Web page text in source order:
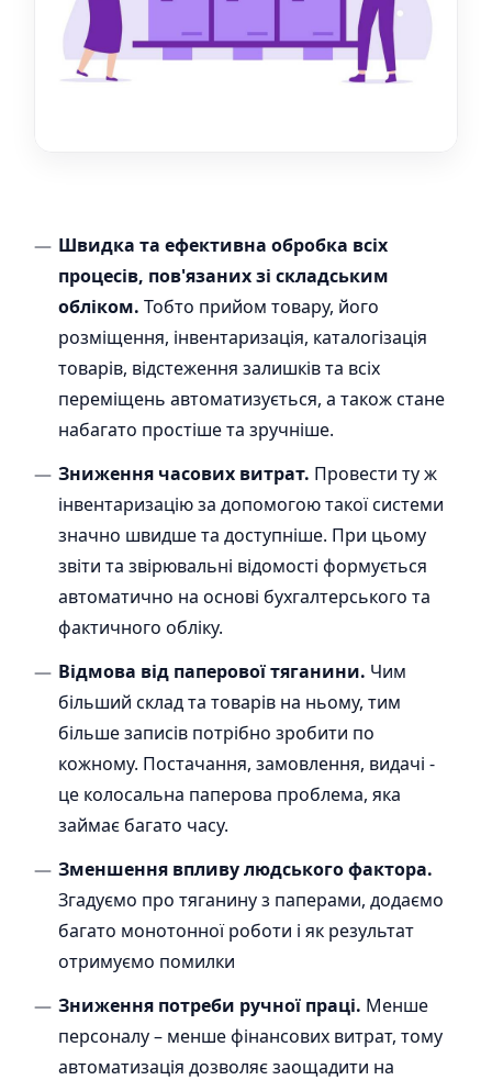
Швидка та ефективна обробка всіх
процесів, пов'язаних зі складським
обліком. Тобто прийом товару, його
розміщення, інвентаризація, каталогізація
товарів, відстеження залишків та всіх
переміщень автоматизується, а також стане
набагато простіше та зручніше.
Зниження часових витрат. Провести ту ж
інвентаризацію за допомогою такої системи
значно швидше та доступніше. При цьому
звіти та звірювальні відомості формується
автоматично на основі бухгалтерського та
фактичного обліку.
Відмова від паперової тяганини. Чим
більший склад та товарів на ньому, тим
більше записів потрібно зробити по
кожному. Постачання, замовлення, видачі -
це колосальна паперова проблема, яка
займає багато часу.
Зменшення впливу людського фактора.
Згадуємо про тяганину з паперами, додаємо
багато монотонної роботи і як результат
отримуємо помилки
Зниження потреби ручної праці. Менше
персоналу – менше фінансових витрат, тому
автоматизація дозволяє заощадити на